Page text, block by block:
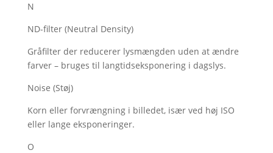
N
ND-filter (Neutral Density)
Gråfilter der reducerer lysmængden uden at ændre
farver – bruges til langtidseksponering i dagslys.
Noise (Støj)
Korn eller forvrængning i billedet, især ved høj ISO
eller lange eksponeringer.
O